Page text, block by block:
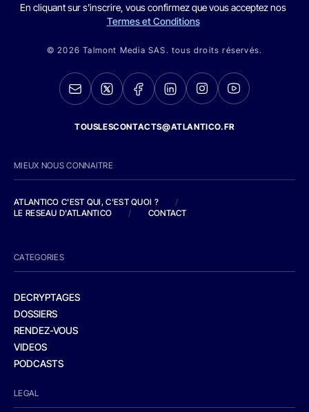
En cliquant sur s'inscrire, vous confirmez que vous acceptez nos
Termes et Conditions
© 2026 Talmont Media SAS. tous droits réservés.
TOUSLESCONTACTS@ATLANTICO.FR
MIEUX NOUS CONNAITRE
ATLANTICO C'EST QUI, C'EST QUOI ?
/
LE RESEAU D'ATLANTICO
/ CONTACT
CATEGORIES
DECRYPTAGES
DOSSIERS
RENDEZ-VOUS
VIDEOS
PODCASTS
LEGAL